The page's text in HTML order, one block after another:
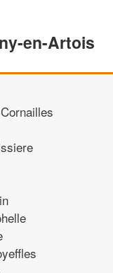
en-Artois